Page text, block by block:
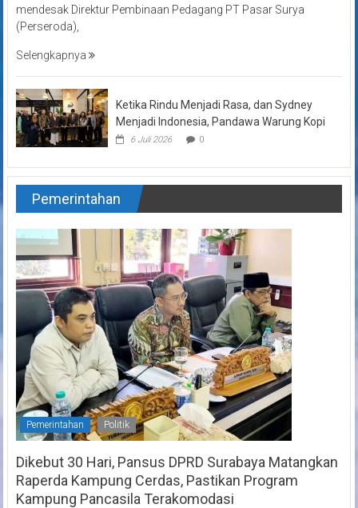
mendesak Direktur Pembinaan Pedagang PT Pasar Surya
(Perseroda),
Selengkapnya
Ketika Rindu Menjadi Rasa, dan Sydney
Menjadi Indonesia, Pandawa Warung Kopi
6 Juli 2026 0
Pemerintahan
Pemerintahan Politik
Dikebut 30 Hari, Pansus DPRD Surabaya Matangkan
Raperda Kampung Cerdas, Pastikan Program
Kampung Pancasila Terakomodasi